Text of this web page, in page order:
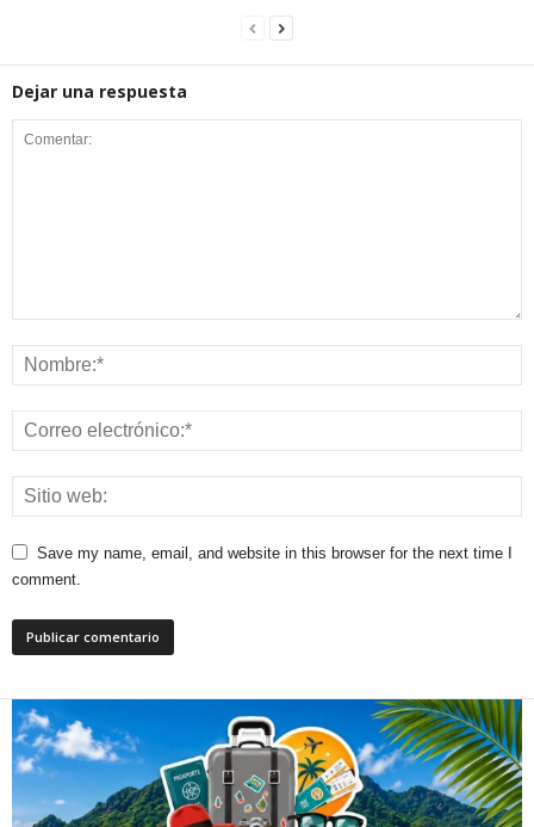
Dejar una respuesta
Save my name, email, and website in this browser for the next time I
comment.